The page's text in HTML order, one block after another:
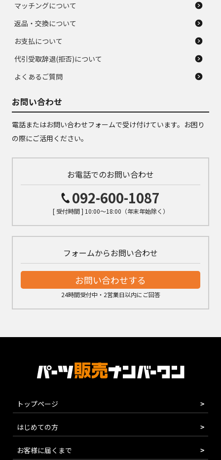
マッチングについて
返品・交換について
お支払について
代引受取辞退(拒否)について
よくあるご質問
お問い合わせ
電話またはお問い合わせフォームで受け付けています。お困り
の際にご活用ください。
お電話でのお問い合わせ
092-600-1087
[ 受付時間 ] 10:00～18:00（年末年始除く）
フォームからお問い合わせ
お問い合わせする
24時間受付中・2営業日以内にご回答
トップページ
はじめての方
お客様に届くまで